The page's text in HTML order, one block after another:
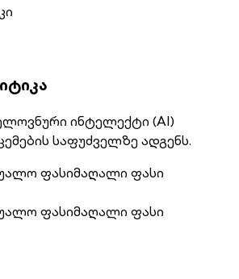
ინტელექტი (AI)
საფუძველზე ადგენს.
ფასიმაღალი ფასი
ფასიმაღალი ფასი